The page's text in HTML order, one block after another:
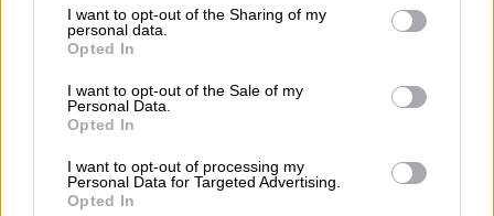
I want to opt-out of the Sharing of my
personal data.
Opted In
I want to opt-out of the Sale of my
Personal Data.
Opted In
I want to opt-out of processing my
Personal Data for Targeted Advertising.
Opted In